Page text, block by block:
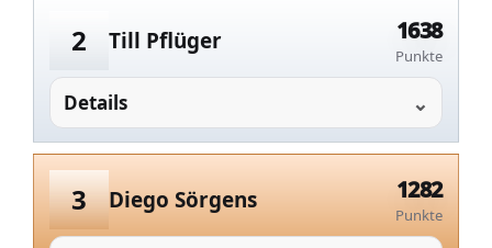
2 Till Pflüger 1638
Punkte
Details
3 Diego Sörgens 1282
Punkte